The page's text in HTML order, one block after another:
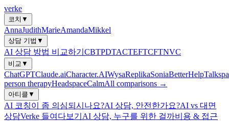
verke
코치 ▼
AnnaJudithMarieAmandaMikkel
상담 기법 ▼
AI 상담 방법 비교하기 CBTPDTACTEFTCFTNVC
비교 ▼
ChatGPTClaude.aiCharacter.AIWysaReplikaSoniaBetterHelp
person therapyHeadspaceCalmAll comparisons →
아티클 ▼
AI 코칭이 좀 의심되시나요?AI 상담, 안전한가요?AI vs 대면
상담Verke 들여다보기 AI 상담, 누구를 위한 걸까비용 & 접근